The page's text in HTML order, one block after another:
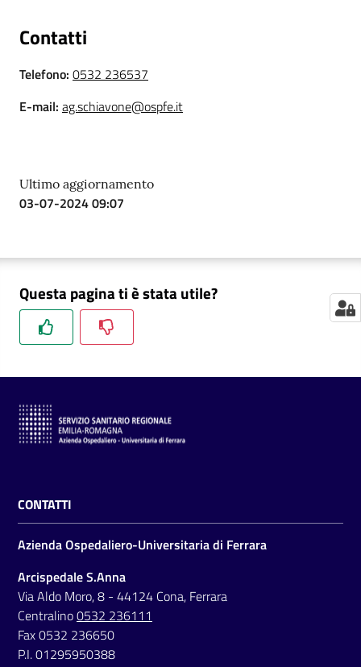
z
i
a
à
d
e
n
e
e
m
m
i
s
t
r
z
i
o
n
e
Contatti
Telefono: 0532 236537
E-mail: ag.schiavone@ospfe.it
Ultimo aggiornamento
03-07-2024 09:07
Questa pagina ti è stata utile?
CONTATTI
Azienda Ospedaliero-Universitaria di Ferrara
Arcispedale S.Anna
Via Aldo Moro, 8 - 44124 Cona, Ferrara
Centralino0532 236111
Fax 0532 236650
P.I. 01295950388